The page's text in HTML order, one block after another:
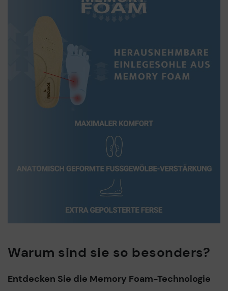
Warum sind sie so besonders?
Entdecken Sie die Memory Foam-Technologie